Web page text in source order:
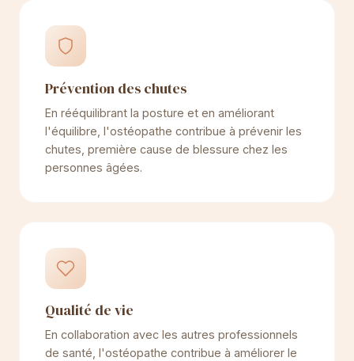
Prévention des chutes
En rééquilibrant la posture et en améliorant
l'équilibre, l'ostéopathe contribue à prévenir les
chutes, première cause de blessure chez les
personnes âgées.
Qualité de vie
En collaboration avec les autres professionnels
de santé, l'ostéopathe contribue à améliorer le